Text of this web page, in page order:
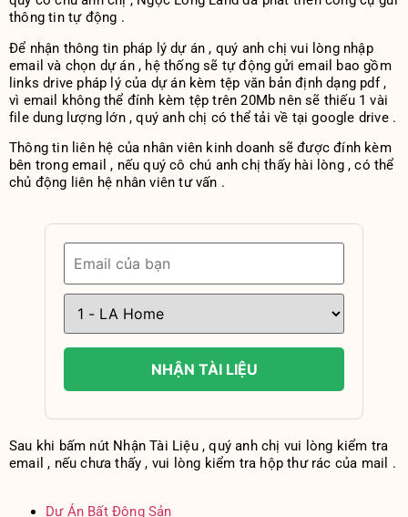
thông tin tự động .
Để nhận thông tin pháp lý dự án , quý anh chị vui lòng nhập
email và chọn dự án , hệ thống sẽ tự động gửi email bao gồm
links drive pháp lý của dự án kèm tệp văn bản định dạng pdf ,
vì email không thể đính kèm tệp trên 20Mb nên sẽ thiếu 1 vài
file dung lượng lớn , quý anh chị có thể tải về tại google drive .
Thông tin liên hệ của nhân viên kinh doanh sẽ được đính kèm
bên trong email , nếu quý cô chú anh chị thấy hài lòng , có thể
chủ động liên hệ nhân viên tư vấn .
NHẬN TÀI LIỆU
Sau khi bấm nút Nhận Tài Liệu , quý anh chị vui lòng kiểm tra
email , nếu chưa thấy , vui lòng kiểm tra hộp thư rác của mail .
Dự Án Bất Động Sản